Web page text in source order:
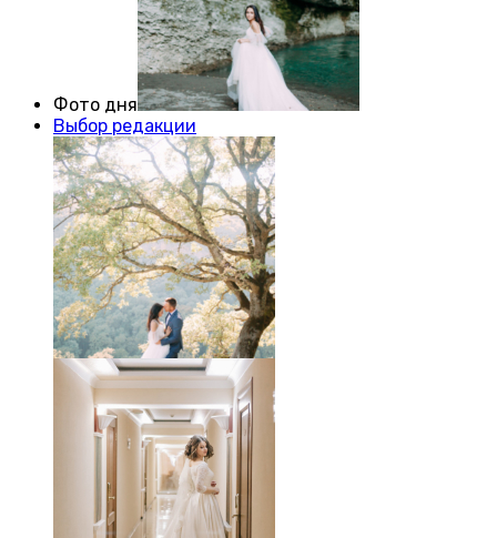
Фото дня
Выбор редакции